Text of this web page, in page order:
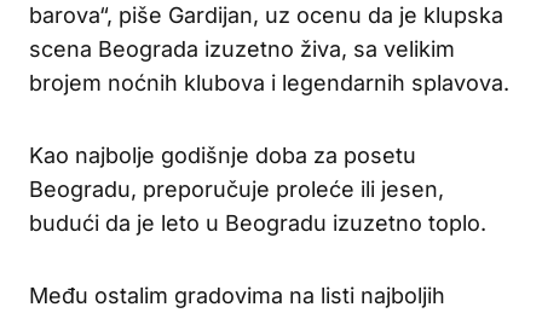
barova“, piše Gardijan, uz ocenu da je klupska
scena Beograda izuzetno živa, sa velikim
brojem noćnih klubova i legendarnih splavova.
Kao najbolje godišnje doba za posetu
Beogradu, preporučuje proleće ili jesen,
budući da je leto u Beogradu izuzetno toplo.
Među ostalim gradovima na listi najboljih